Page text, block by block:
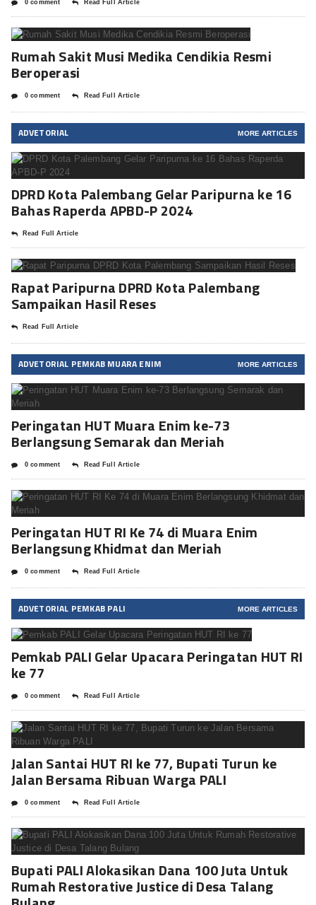
0 comment Read Full Article
Rumah Sakit Musi Medika Cendikia Resmi
Beroperasi
0 comment Read Full Article
ADVETORIAL MORE ARTICLES
DPRD Kota Palembang Gelar Paripurna ke 16
Bahas Raperda APBD-P 2024
Read Full Article
Rapat Paripurna DPRD Kota Palembang
Sampaikan Hasil Reses
Read Full Article
ADVETORIAL PEMKAB MUARA ENIM MORE ARTICLES
Peringatan HUT Muara Enim ke-73
Berlangsung Semarak dan Meriah
0 comment Read Full Article
Peringatan HUT RI Ke 74 di Muara Enim
Berlangsung Khidmat dan Meriah
0 comment Read Full Article
ADVETORIAL PEMKAB PALI MORE ARTICLES
Pemkab PALI Gelar Upacara Peringatan HUT RI
ke 77
0 comment Read Full Article
Jalan Santai HUT RI ke 77, Bupati Turun ke
Jalan Bersama Ribuan Warga PALI
0 comment Read Full Article
Bupati PALI Alokasikan Dana 100 Juta Untuk
Rumah Restorative Justice di Desa Talang